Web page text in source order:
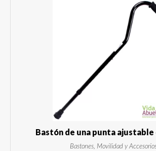
Bastón de una punta
Bastones, Movilidad y